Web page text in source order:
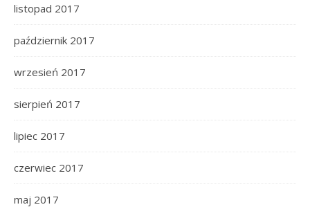
listopad 2017
październik 2017
wrzesień 2017
sierpień 2017
lipiec 2017
czerwiec 2017
maj 2017